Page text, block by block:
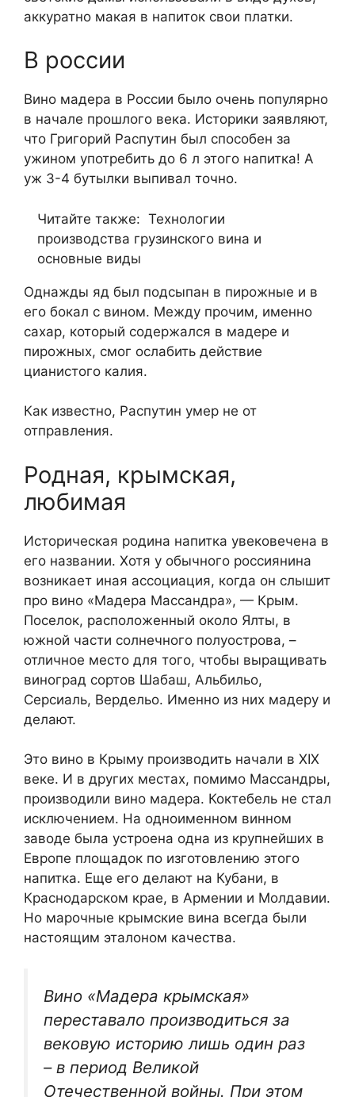
аккуратно макая в напиток свои платки.
В россии
Вино мадера в России было очень популярно
в начале прошлого века. Историки заявляют,
что Григорий Распутин был способен за
ужином употребить до 6 л этого напитка! А
уж 3-4 бутылки выпивал точно.
Читайте также: Технологии
производства грузинского вина и
основные виды
Однажды яд был подсыпан в пирожные и в
его бокал с вином. Между прочим, именно
сахар, который содержался в мадере и
пирожных, смог ослабить действие
цианистого калия.
Как известно, Распутин умер не от
отправления.
Родная, крымская,
любимая
Историческая родина напитка увековечена в
его названии. Хотя у обычного россиянина
возникает иная ассоциация, когда он слышит
про вино «Мадера Массандра», — Крым.
Поселок, расположенный около Ялты, в
южной части солнечного полуострова, –
отличное место для того, чтобы выращивать
виноград сортов Шабаш, Альбильо,
Серсиаль, Вердельо. Именно из них мадеру и
делают.
Это вино в Крыму производить начали в XIX
веке. И в других местах, помимо Массандры,
производили вино мадера. Коктебель не стал
исключением. На одноименном винном
заводе была устроена одна из крупнейших в
Европе площадок по изготовлению этого
напитка. Еще его делают на Кубани, в
Краснодарском крае, в Армении и Молдавии.
Но марочные крымские вина всегда были
настоящим эталоном качества.
Вино «Мадера крымская»
переставало производиться за
вековую историю лишь один раз
– в период Великой
Отечественной войны. При этом